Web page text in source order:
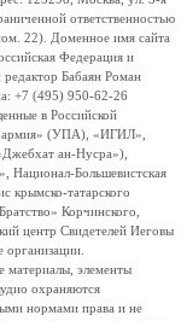
ответственностью
22). Доменное имя сайта
Федерация и
Бабаян Роман
+7 (495) 950-62-26
в Российской
армия» (УПА), «ИГИЛ»,
ан-Нусра»),
Национал-Большевистская
татарского
Корчинского,
центр Свидетелей Иеговы
материалы, элементы
охраняются
нормами права и не